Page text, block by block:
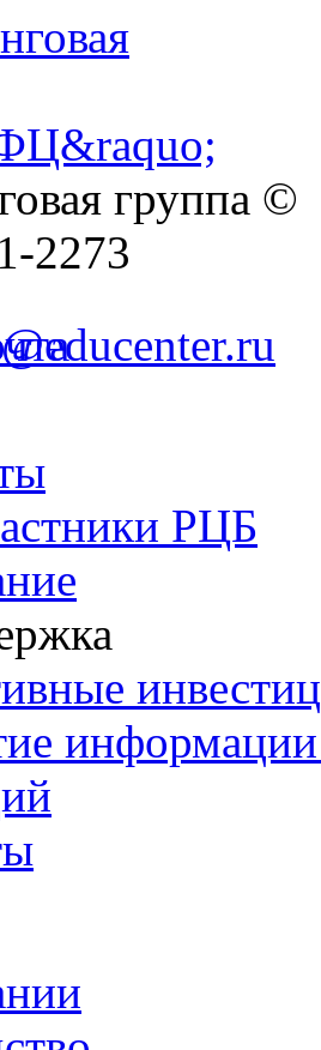
группа ©
2273
РЦБ
информации